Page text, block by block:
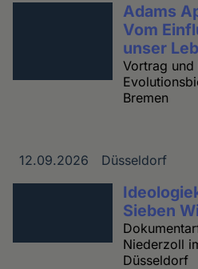
Adams
Vom
unser
Vortrag und
Bremen
Datum
12.09.2026
Ort Düsseldorf
Sieben
Niederzoll
Düsseldorf